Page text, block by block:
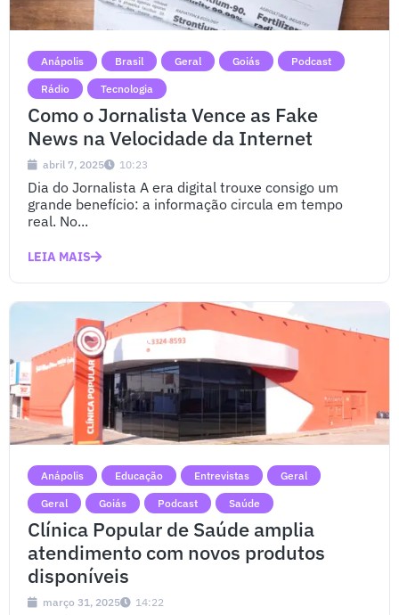
Anápolis Brasil Geral Goiás Podcast
Rádio Tecnologia
Como o Jornalista Vence as Fake
News na Velocidade da Internet
abril 7, 2025 10:23
Dia do Jornalista A era digital trouxe consigo um
grande benefício: a informação circula em tempo
real. No...
LEIA MAIS
Anápolis Educação Entrevistas Geral
Geral Goiás Podcast Saúde
Clínica Popular de Saúde amplia
atendimento com novos produtos
disponíveis
março 31, 2025 14:22